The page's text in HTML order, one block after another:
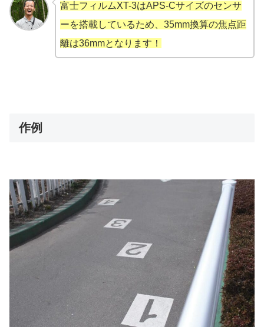
富士フィルムXT-3はAPS-Cサイズのセンサ
ーを搭載しているため、35mm換算の焦点距
離は36mmとなります！
作例